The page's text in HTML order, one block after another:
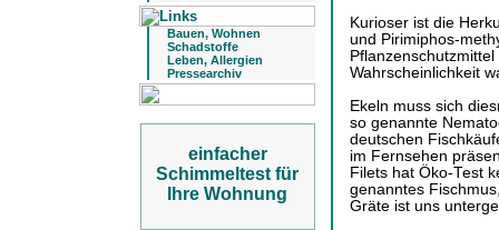
Bauen, Wohnen
Schadstoffe
Leben, Allergien
Pressearchiv
einfacher
Schimmeltest für
Ihre Wohnung
Kurioser ist die
und Pirimiphos-
Wahrscheinlichkeit
Ekeln muss sich
so genannte
deutschen
im Fernsehen
Filets hat Öko-Test
genanntes
Gräte ist uns